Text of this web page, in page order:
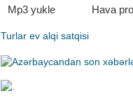
Mp3 yukle
Hava
Turlar ev alqi satqisi